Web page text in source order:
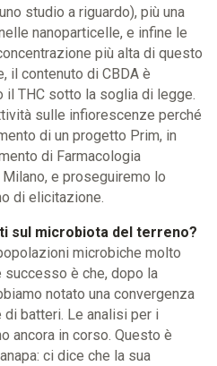
studio a riguardo), più una
nanoparticelle, e infine le
più alta di questo
il contenuto di CBDA è
il THC sotto la soglia di legge.
sulle infiorescenze perché
di un progetto Prim, in
di Farmacologia
e proseguiremo lo
di elicitazione.
sul microbiota del terreno?
microbiche molto
è che, dopo la
notato una convergenza
batteri. Le analisi per i
ancora in corso. Questo è
ci dice che la sua